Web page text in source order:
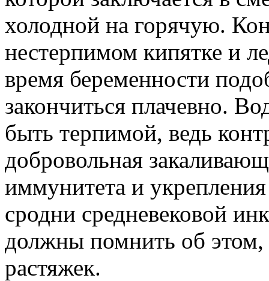
холодной на горячую.
нестерпимом кипятке и
время беременности
закончиться плачевно.
быть терпимой, ведь
добровольная
иммунитета и
сродни средневековой
должны помнить об этом,
растяжек.